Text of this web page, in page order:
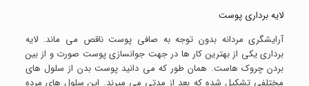
لایه برداری پوست
آرایشگری مردانه بدون توجه به صافی پوست ناقص می ماند. لایه
برداری یکی از بهترین کار ها در جهت جوانسازی پوست صورت و از بین
بردن چروک هاست. همان طور که می دانید پوست بدن از سلول های